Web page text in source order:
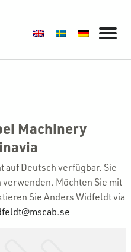
Machinery
auf Deutsch verfügbar. Sie
Möchten Sie mit
Sie Anders Widfeldt via